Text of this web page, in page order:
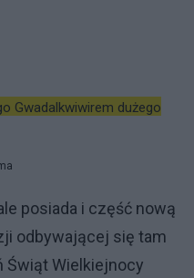
Gwadalkwiwirem dużego
posiada i część nową
odbywającej się tam
Świąt Wielkiejnocy